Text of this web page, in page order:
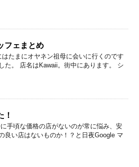
フェまとめ
たまにオヤネン祖母に会いに行くのです
た。 店名はKawaii。街中にあります。 シ
！
手頃な価格の店がないのが常に悩み、安
良い店はないものか！？と日夜Google マ